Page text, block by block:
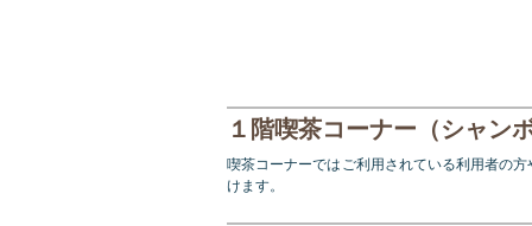
１階喫茶コーナー（シャン
喫茶コーナーではご利用されている利用者の
けます。